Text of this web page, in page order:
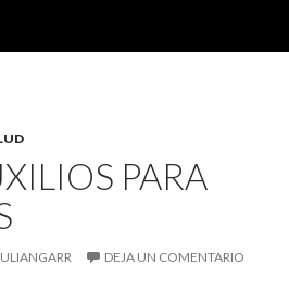
PARA
DEJA UN COMENTARIO